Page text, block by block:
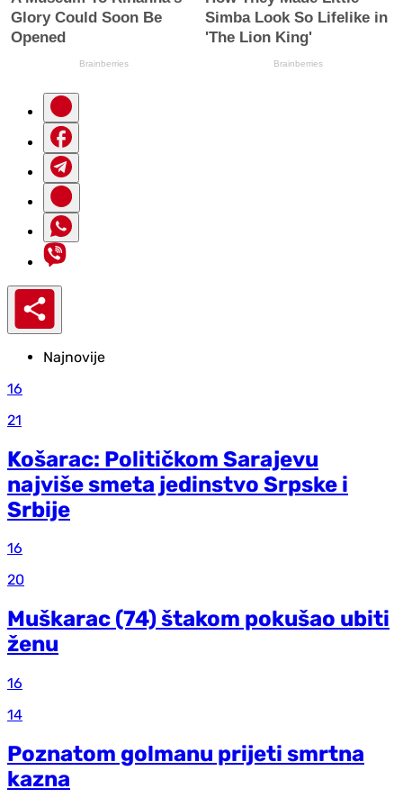
Najnovije
16
21
Košarac: Političkom Sarajevu
najviše smeta jedinstvo Srpske i
Srbije
16
20
Muškarac (74) štakom pokušao ubiti
ženu
16
14
Poznatom golmanu prijeti smrtna
kazna